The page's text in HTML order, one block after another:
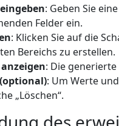
: Geben Sie
Felder ein.
: Klicken Sie auf die
Bereichs zu erstellen.
: Die
: Um Werte
„Löschen“.